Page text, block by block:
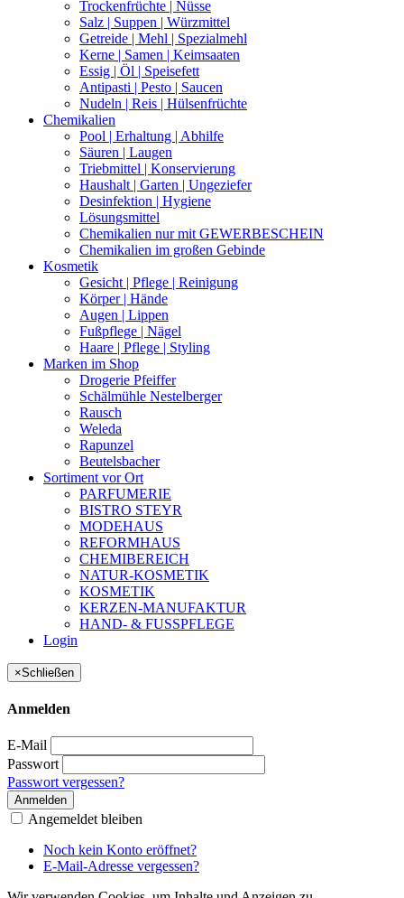
Trockenfrüchte | Nüsse
Salz | Suppen | Würzmittel
Getreide | Mehl | Spezialmehl
Kerne | Samen | Keimsaaten
Essig | Öl | Speisefett
Antipasti | Pesto | Saucen
Nudeln | Reis | Hülsenfrüchte
Chemikalien
Pool | Erhaltung | Abhilfe
Säuren | Laugen
Triebmittel | Konservierung
Haushalt | Garten | Ungeziefer
Desinfektion | Hygiene
Lösungsmittel
Chemikalien nur mit GEWERBESCHEIN
Chemikalien im großen Gebinde
Kosmetik
Gesicht | Pflege | Reinigung
Körper | Hände
Augen | Lippen
Fußpflege | Nägel
Haare | Pflege | Styling
Marken im Shop
Drogerie Pfeiffer
Schälmühle Nestelberger
Rausch
Weleda
Rapunzel
Beutelsbacher
Sortiment vor Ort
PARFUMERIE
BISTRO STEYR
MODEHAUS
REFORMHAUS
CHEMIBEREICH
NATUR-KOSMETIK
KOSMETIK
KERZEN-MANUFAKTUR
HAND- & FUSSPFLEGE
Login
×Schließen
Anmelden
E-Mail
Passwort
Passwort vergessen?
Anmelden
Angemeldet bleiben
Noch kein Konto eröffnet?
E-Mail-Adresse vergessen?